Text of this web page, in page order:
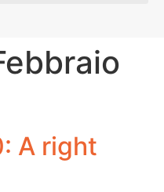
A right